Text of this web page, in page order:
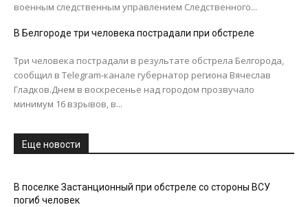
военным следственным управлением Следственного...
В Белгороде три человека пострадали при обстреле
Три человека пострадали в результате обстрела Белгорода,
сообщил в Telegram-канале губернатор региона Вячеслав
Гладков.Днем в воскресенье над городом прозвучало
минимум 16 взрывов, в...
Еще новости
В поселке Застанционный при обстреле со стороны ВСУ
погиб человек